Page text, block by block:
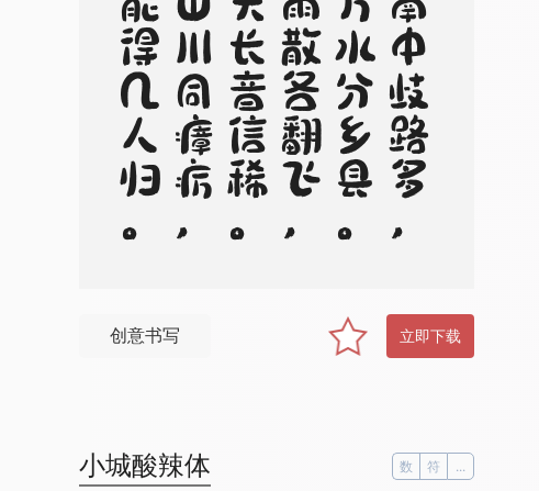
创意书写 立即下载
小城酸辣体 数 符 ...